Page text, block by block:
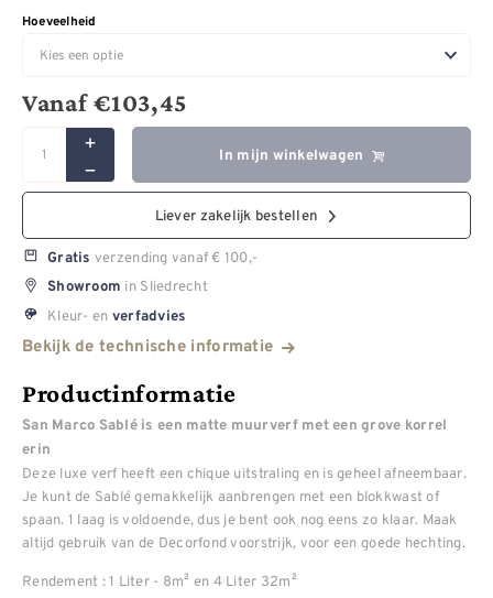
Hoeveelheid
Vanaf€103,45
In mijn winkelwagen
Liever zakelijk bestellen
Gratis verzending vanaf € 100,-
Showroom in Sliedrecht
Kleur- en verfadvies
Bekijk de technische informatie
Productinformatie
San Marco Sablé is een matte muurverf met een grove korrel
erin
Deze luxe verf heeft een chique uitstraling en is geheel afneembaar.
Je kunt de Sablé gemakkelijk aanbrengen met een blokkwast of
spaan. 1 laag is voldoende, dus je bent ook nog eens zo klaar. Maak
altijd gebruik van de Decorfond voorstrijk, voor een goede hechting.
Rendement : 1 Liter - 8m² en 4 Liter 32m²